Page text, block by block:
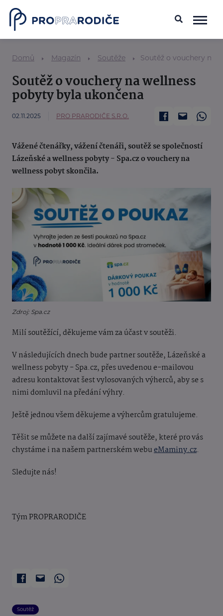
Domů Magazín Soutěže Soutěž o vouchery na
Soutěž o vouchery na wellness
pobyty byla ukončena
02.11.2025 PRO PRARODIČE S.R.O.
Vážené čtenářky, vážení čtenáři, soutěž se společností
Lázeňské a wellness pobyty - Spa.cz o vouchery na
wellness pobyt skončila.
Zdroj: Spa.cz
Milí soutěžící, děkujeme vám za účast v soutěži.
V následujících dnech bude partner soutěže, Lázeňské a
wellness pobyty - Spa.cz, přes uvedenou e-mailovou
adresu kontaktovat šest vylosovaných výherců, aby se s
nimi domluvil na předání výhry.
Ještě jednou všem děkujeme a výhercům gratulujeme.
Těšit se můžete na další zajímavé soutěže, které pro vás
chystáme i na našem partnerském webueMaminy.cz.
Sledujte nás!
Tým PROPRARODIČE
Soutěž